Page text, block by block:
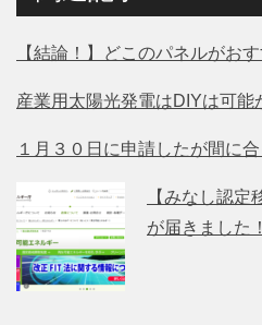
【結論！】どこのパネルがお
産業用太陽光発電はDIYは可能
１月３０日に申請したが間に合
【みなし認
が届きました！